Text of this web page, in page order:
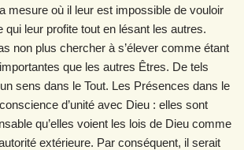
mesure où il leur est impossible de vouloir
qui leur profite tout en lésant les autres.
non plus chercher à s’élever comme étant
que les autres Êtres. De tels
sens dans le Tout. Les Présences dans le
d’unité avec Dieu : elles sont
qu’elles voient les lois de Dieu comme
extérieure. Par conséquent, il serait